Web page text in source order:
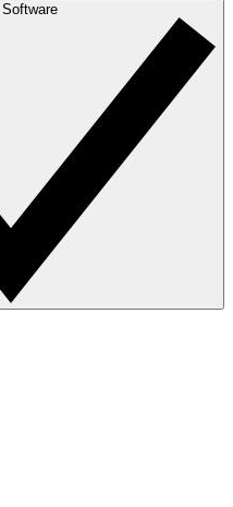
Software